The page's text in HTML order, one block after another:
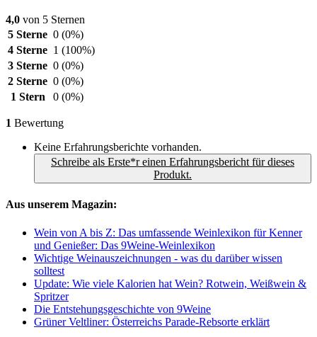
4,0 von 5 Sternen
5 Sterne 0 (0%)
4 Sterne 1 (100%)
3 Sterne 0 (0%)
2 Sterne 0 (0%)
1 Stern
0 (0%)
1 Bewertung
Keine Erfahrungsberichte vorhanden.
Schreibe als Erste*r einen Erfahrungsbericht für dieses
Produkt.
Aus unserem Magazin:
Wein von A bis Z: Das umfassende Weinlexikon für Kenner
und Genießer: Das 9Weine-Weinlexikon
Wichtige Weinauszeichnungen - was du darüber wissen
solltest
Update: Wie viele Kalorien hat Wein? Rotwein, Weißwein &
Spritzer
Die Entstehungsgeschichte von 9Weine
Grüner Veltliner: Österreichs Parade-Rebsorte erklärt